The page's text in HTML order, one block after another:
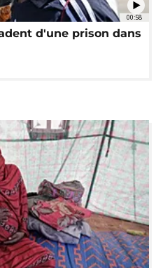
00:58
d'une prison dans